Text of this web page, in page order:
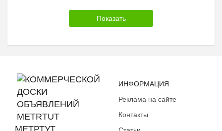
МЕТРТУТ
ИНФОРМАЦИЯ
Реклама на сайте
Контакты